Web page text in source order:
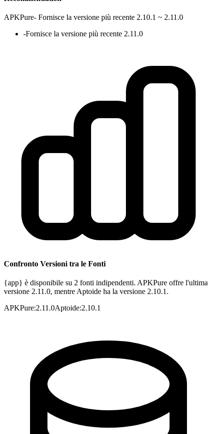
APKPure- Fornisce la versione più recente 2.10.1 ~ 2.11.0
-Fornisce la versione più recente 2.11.0
Confronto Versioni tra le Fonti
{app} è disponibile su 2 fonti indipendenti. APKPure offre l'ultima
versione 2.11.0, mentre Aptoide ha la versione 2.10.1.
APKPure:2.11.0Aptoide:2.10.1